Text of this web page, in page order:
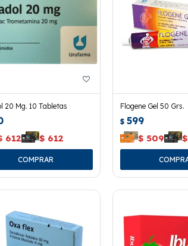
20 Mg. 10 Tabletas
612 $ 612
Flogene Gel 50 Grs.
$ 599
$ 509 $